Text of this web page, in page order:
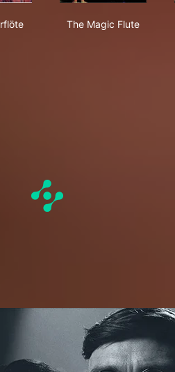
The Magic Flute